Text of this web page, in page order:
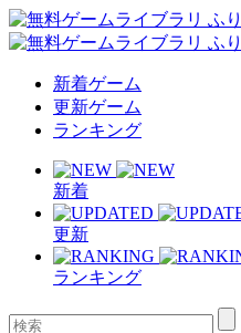
新着ゲーム
更新ゲーム
ランキング
新着
更新
ランキング